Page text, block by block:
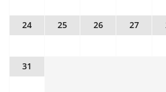
24 25 26 27
31